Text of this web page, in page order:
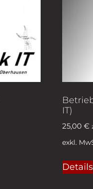
IT)
25,00 €
exkl.
Details